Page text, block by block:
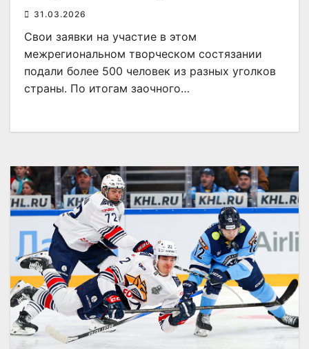
31.03.2026
Свои заявки на участие в этом
межрегиональном творческом состязании
подали более 500 человек из разных уголков
страны. По итогам заочного…